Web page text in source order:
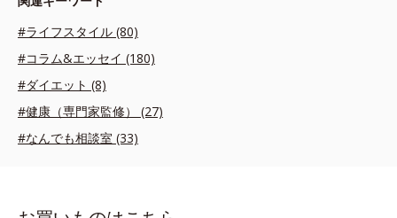
#ライフスタイル (80)
#コラム&エッセイ (180)
#ダイエット (8)
#健康（専門家監修） (27)
#なんでも相談室 (33)